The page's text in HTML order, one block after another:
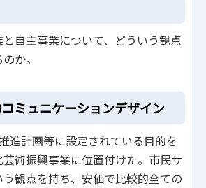
自主事業について、どういう観点
か。
ミュニケーションデザイン
進計画等に設定されている目的を
術振興事業に位置付けた。市民サ
観点を持ち、安価で比較的全ての